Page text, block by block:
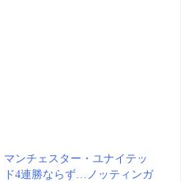
マンチェスター・ユナイテッ
ド4連勝ならず…ノッティンガ